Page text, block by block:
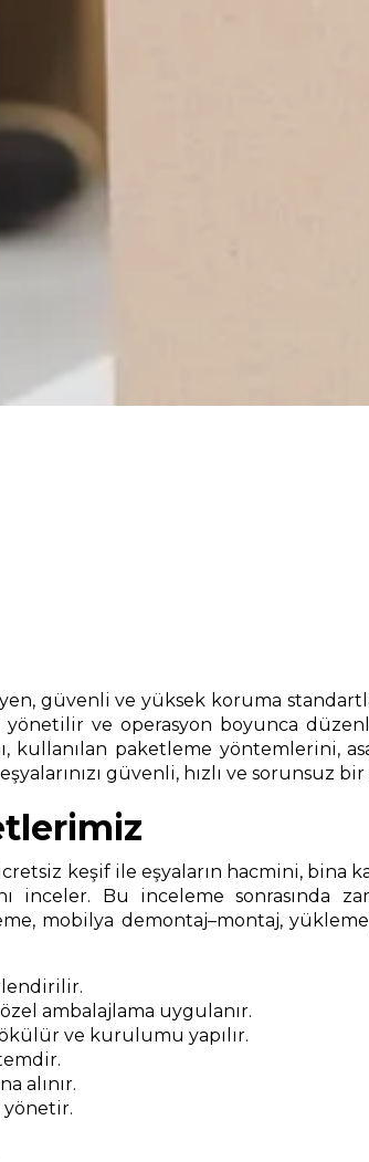
güvenli ve yüksek koruma
yönetilir ve operasyon boyunca
kullanılan paketleme yöntemlerini,
güvenli, hızlı ve sorunsuz
keşif ile eşyaların hacmini, bina
inceler. Bu inceleme sonrasında
mobilya demontaj–montaj,
ambalajlama uygulanır.
ve kurulumu yapılır.
alınır.
yönetir.